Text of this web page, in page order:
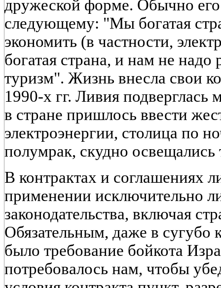
дружеской форме. Обычно его
следующему: "Мы богатая
экономить (в частности,
богатая страна, и нам не надо
туризм". Жизнь внесла свои
1990-х гг. Ливия
в стране пришлось ввести
электроэнергии, столица по
полумрак, скудно освещались
В контрактах и соглашениях
применении исключительно
законодательства, включая
Обязательным, даже в сугубо
было требование бойкота
потребовалось нам, чтобы